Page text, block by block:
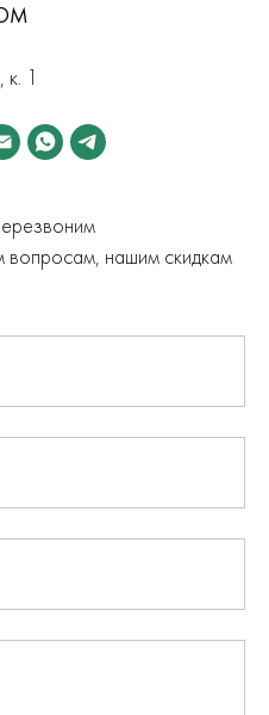
1
вопросам, нашим скидкам